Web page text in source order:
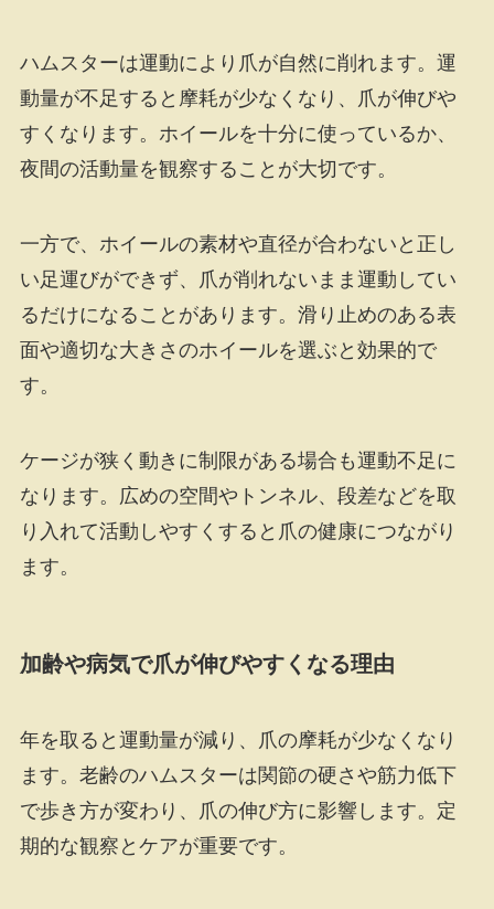
ハムスターは運動により爪が自然に削れます。運
動量が不足すると摩耗が少なくなり、爪が伸びや
すくなります。ホイールを十分に使っているか、
夜間の活動量を観察することが大切です。
一方で、ホイールの素材や直径が合わないと正し
い足運びができず、爪が削れないまま運動してい
るだけになることがあります。滑り止めのある表
面や適切な大きさのホイールを選ぶと効果的で
す。
ケージが狭く動きに制限がある場合も運動不足に
なります。広めの空間やトンネル、段差などを取
り入れて活動しやすくすると爪の健康につながり
ます。
加齢や病気で爪が伸びやすくなる理由
年を取ると運動量が減り、爪の摩耗が少なくなり
ます。老齢のハムスターは関節の硬さや筋力低下
で歩き方が変わり、爪の伸び方に影響します。定
期的な観察とケアが重要です。